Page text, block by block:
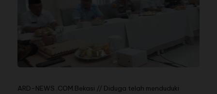
ARD-NEWS .COM.Bekasi // Diduga telah menduduki